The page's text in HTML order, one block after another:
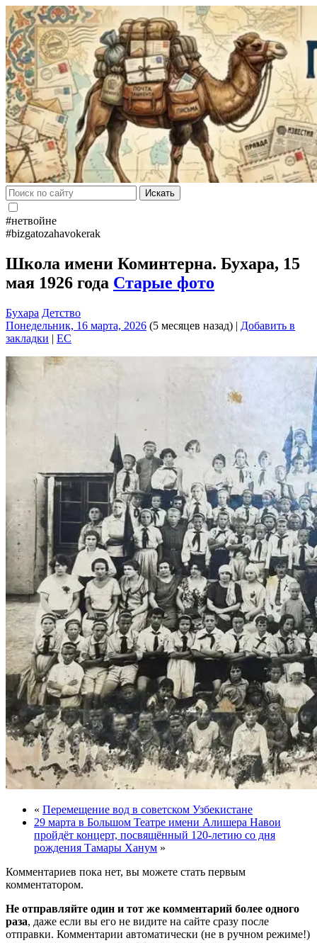
Искать
#нетвойне
#bizgatozahavokerak
Школа имени Коминтерна. Бухара, 15
мая 1926 года Старые фото
Бухара Детство
Понедельник, 16 марта, 2026 (5 месяцев назад) | Добавить в
закладки | EC
« Перемещение вод в советском Узбекистане
29 марта в Большом Театре имени Алишера Навои
пройдёт концерт, посвящённый 120-летию со дня
рождения Тамары Ханум »
Комментариев пока нет, вы можете стать первым
комментатором.
Не отправляйте один и тот же комментарий более одного
раза, даже если вы его не видите на сайте сразу после
отправки. Комментарии автоматически (не в ручном режиме!)